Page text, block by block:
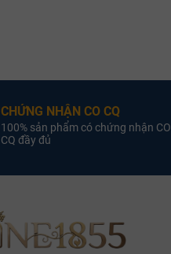
Nồng độ:
12.5%
Dung tích:
750ml
CHỨNG NHẬN CO CQ
100% sản phẩm có chứng nhận CO
CQ đầy đủ